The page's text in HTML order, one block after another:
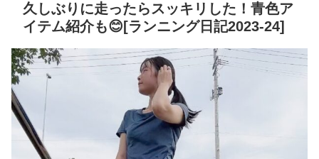
久しぶりに走ったらスッキリした！青色ア
イテム紹介も😊[ランニング日記2023-24]